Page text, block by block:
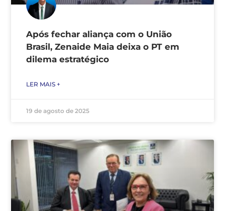
Após fechar aliança com o União
Brasil, Zenaide Maia deixa o PT em
dilema estratégico
LER MAIS +
19 de agosto de 2025